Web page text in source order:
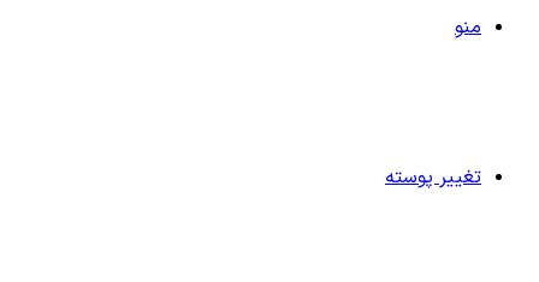
منو
تغییر پوسته